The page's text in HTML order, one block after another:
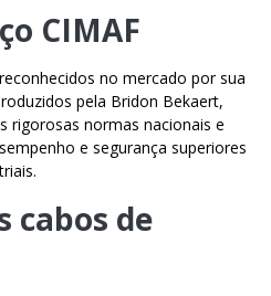
CIMAF
no mercado por sua
pela Bridon Bekaert,
rigorosas normas nacionais e
e segurança superiores
cabos de